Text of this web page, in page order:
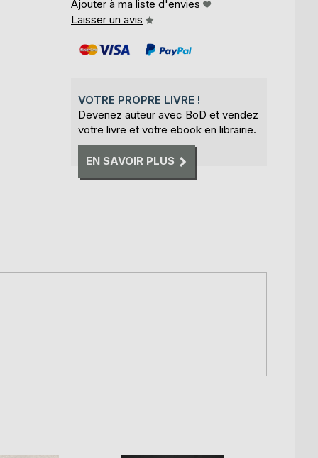
Ajouter à ma liste d'envies
Laisser un avis
VOTRE PROPRE LIVRE !
Devenez auteur avec BoD et vendez
votre livre et votre ebook en librairie.
EN SAVOIR PLUS